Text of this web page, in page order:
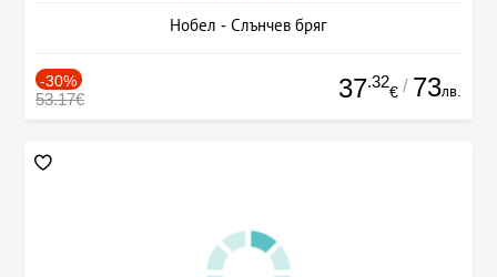
Нобел - Слънчев бряг
-30%
53.17€ 37.32
€ / 73лв.